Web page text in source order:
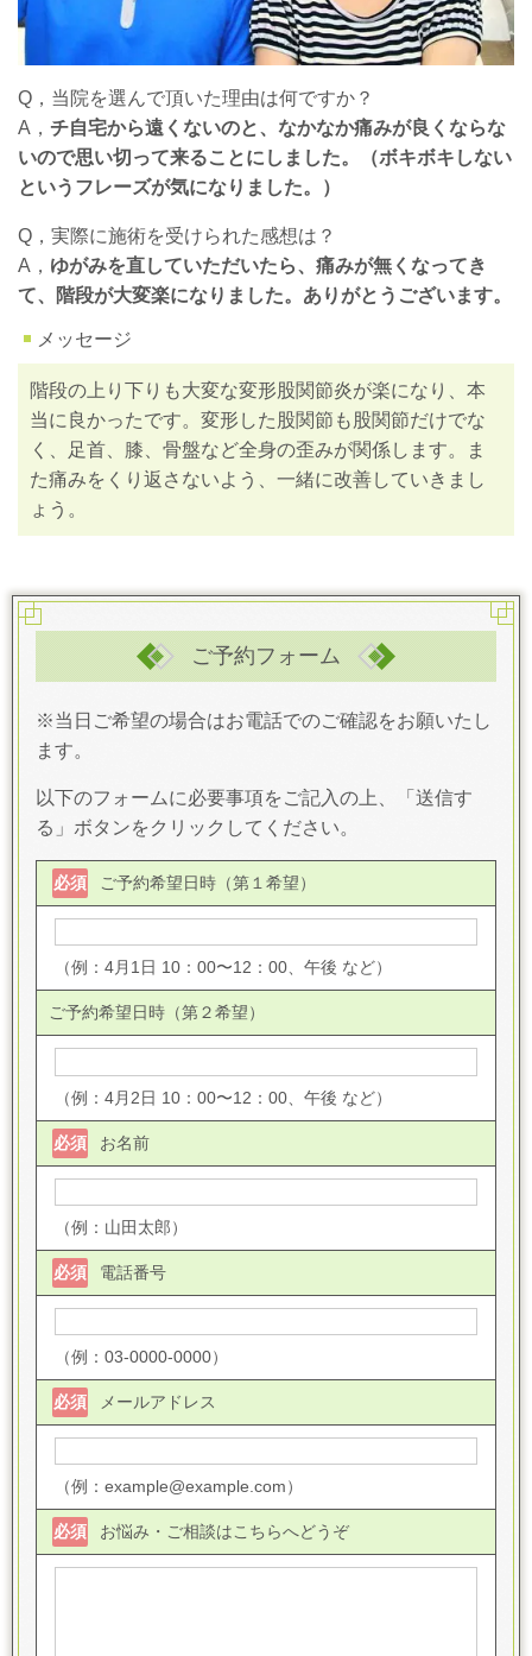
Q，当院を選んで頂いた理由は何ですか？
A， チ自宅から遠くないのと、なかなか痛みが良くならな
いので思い切って来ることにしました。（ボキボキしない
というフレーズが気になりました。）
Q，実際に施術を受けられた感想は？
A， ゆがみを直していただいたら、痛みが無くなってき
て、階段が大変楽になりました。ありがとうございます。
メッセージ
階段の上り下りも大変な変形股関節炎が楽になり、本
当に良かったです。変形した股関節も股関節だけでな
く、足首、膝、骨盤など全身の歪みが関係します。ま
た痛みをくり返さないよう、一緒に改善していきまし
ょう。
ご予約フォーム
※当日ご希望の場合はお電話でのご確認をお願いたし
ます。
以下のフォームに必要事項をご記入の上、「送信す
る」ボタンをクリックしてください。
ご予約希望日時（第１希望）
必須
（例：4月1日 10：00〜12：00、午後 など）
ご予約希望日時（第２希望）
（例：4月2日 10：00〜12：00、午後 など）
お名前
必須
（例：山田太郎）
電話番号
必須
（例：03-0000-0000）
メールアドレス
必須
（例：example@example.com）
お悩み・ご相談はこちらへどうぞ
必須